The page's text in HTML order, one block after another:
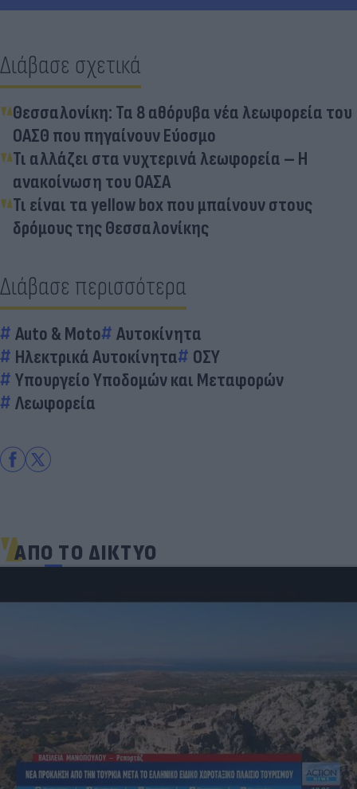
Διάβασε σχετικά
Θεσσαλονίκη: Τα 8 αθόρυβα νέα λεωφορεία του
ΟΑΣΘ που πηγαίνουν Εύοσμο
Τι αλλάζει στα νυχτερινά λεωφορεία – Η
ανακοίνωση του ΟΑΣΑ
Τι είναι τα yellow box που μπαίνουν στους
δρόμους της Θεσσαλονίκης
Διάβασε περισσότερα
Auto & Moto
Αυτοκίνητα
Ηλεκτρικά Αυτοκίνητα
ΟΣΥ
Υπουργείο Υποδομών και Μεταφορών
Λεωφορεία
ΑΠΟ ΤΟ ΔΙΚΤΥΟ